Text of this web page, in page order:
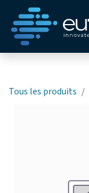
Tous les produits